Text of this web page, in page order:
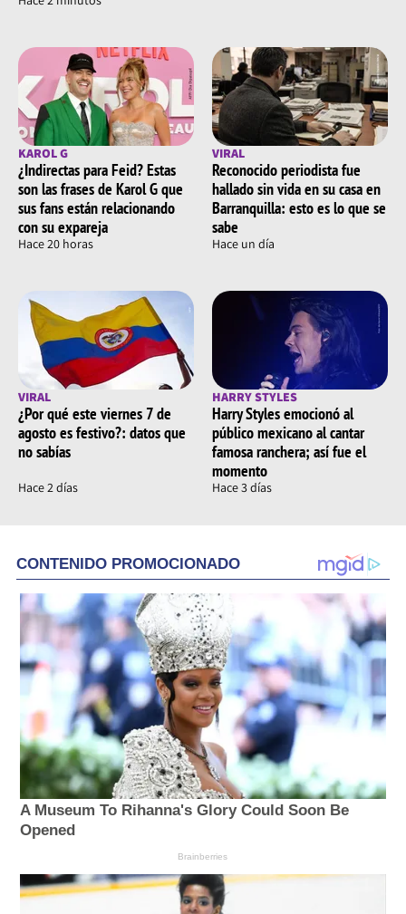
KAROL G
¿Indirectas para Feid? Estas
son las frases de Karol G que
sus fans están relacionando
con su expareja
Hace 20 horas
VIRAL
Reconocido periodista fue
hallado sin vida en su casa en
Barranquilla: esto es lo que se
sabe
Hace un día
VIRAL
¿Por qué este viernes 7 de
agosto es festivo?: datos que
no sabías
Hace 2 días
HARRY STYLES
Harry Styles emocionó al
público mexicano al cantar
famosa ranchera; así fue el
momento
Hace 3 días